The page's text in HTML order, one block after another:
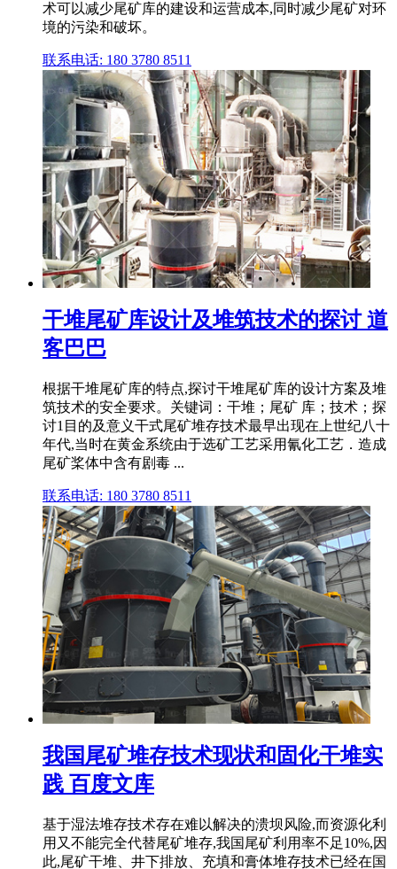
术可以减少尾矿库的建设和运营成本,同时减少尾矿对环
境的污染和破坏。
联系电话: 180 3780 8511
干堆尾矿库设计及堆筑技术的探讨 道
客巴巴
根据干堆尾矿库的特点,探讨干堆尾矿库的设计方案及堆
筑技术的安全要求。关键词：干堆；尾矿 库；技术；探
讨1目的及意义干式尾矿堆存技术最早出现在上世纪八十
年代,当时在黄金系统由于选矿工艺采用氰化工艺．造成
尾矿桨体中含有剧毒 ...
联系电话: 180 3780 8511
我国尾矿堆存技术现状和固化干堆实
践 百度文库
基于湿法堆存技术存在难以解决的溃坝风险,而资源化利
用又不能完全代替尾矿堆存,我国尾矿利用率不足10%,因
此,尾矿干堆、井下排放、充填和膏体堆存技术已经在国